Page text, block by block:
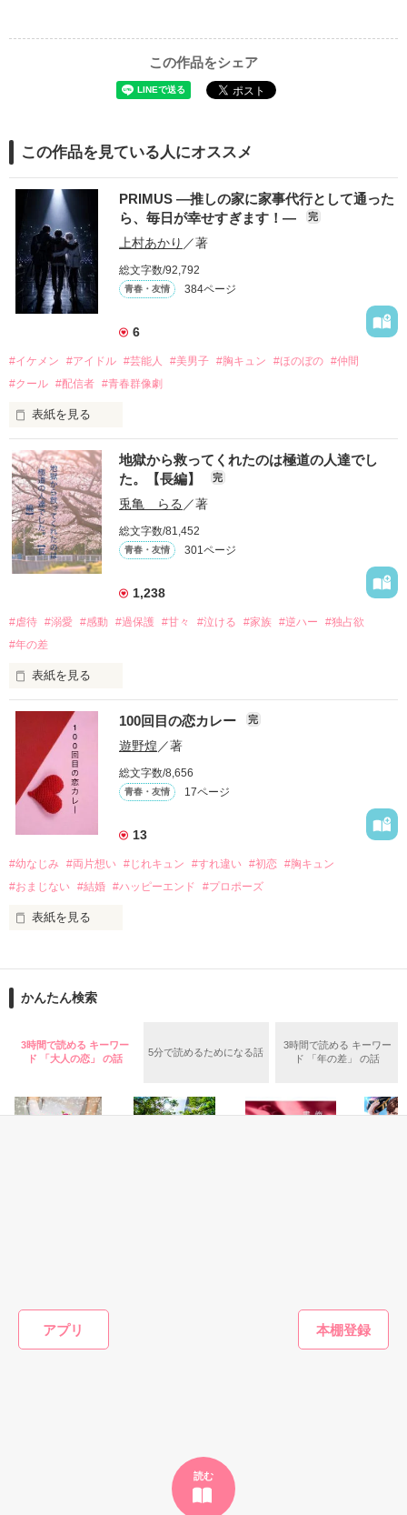
アプリ
読む
この作品をシェア
この作品を見ている人にオススメ
PRIMUS ―推しの家に家事代行として通った
ら、毎日が幸せすぎます！―
完
上村あかり ／著
総文字数/92,792
青春・友情 384ページ
6
#イケメン #アイドル #芸能人 #美男子 #胸キュン #ほのぼの #仲間
#クール #配信者 #青春群像劇
表紙を見る
推しは画面の向こうにいるはずだったのに、仕事先で毎日会っ
ています。
不器用でも努力を諦めない赤。
無口で頼れる黒。
天才肌で笑顔が眩しい白。
三人の姿に勇気をもらい、「私も一歩踏み出してみたい」と思
えるようになった。
笑って、ときどき泣ける。
作品を読む
地獄から救ってくれたのは極道の人達でし
た。【長編】
完
兎亀 らる ／著
総文字数/81,452
青春・友情 301ページ
1,238
#虐待 #溺愛 #感動 #過保護 #甘々 #泣ける #家族 #逆ハー
#独占欲
#年の差
表紙を見る
｢全部あんたのせいよ｣
『──のせいじゃないよ』
｢なんであんたが生きてんのよ｣
『生きていてくれてありがとう』
｢あんたなんか産まなきゃ良かった｣
『産まれてきてくれてありがとう』
両親から虐待を受け感情を知らない女の子と
感動のラスト──
100回目の恋カレー 完
遊野煌 ／著
総文字数/8,656
青春・友情 17ページ
13
#幼なじみ #両片想い #じれキュン #すれ違い #初恋 #胸キュン
#おまじない #結婚 #ハッピーエンド #プロポーズ
表紙を見る
きになっちゃうんだって』
かんたん検索
3時間で読める キーワー
ド 「大人の恋」 の話
5分で読めるためになる話
3時間で読める キーワー
ド 「年の差」 の話
される～
花室 芽苳／著 青蘭 まこと／著
愛攻防
大森サ